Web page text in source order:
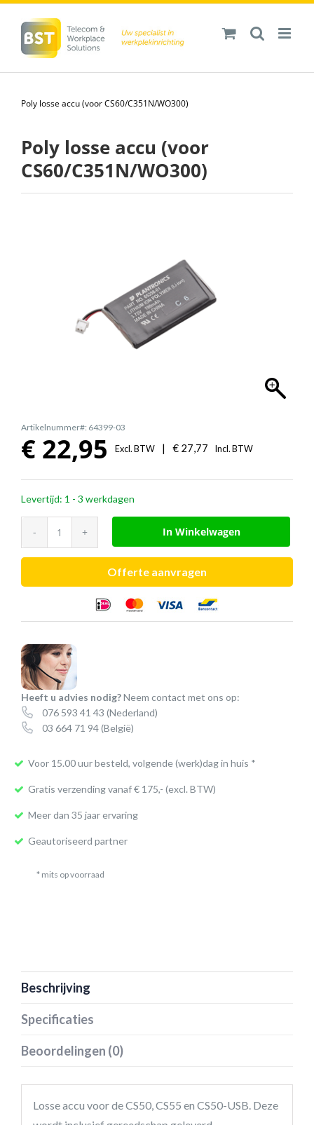
inhoud
Poly losse accu (voor CS60/C351N/WO300)
Poly losse accu (voor
CS60/C351N/WO300)
Artikelnummer#: 64399-03
€ 22,95 Excl. BTW | € 27,77 Incl. BTW
Levertijd: 1 - 3 werkdagen
losse
(voor
CS60/C351N/WO300)
aantal
In Winkelwagen
Offerte aanvragen
Heeft u advies nodig?Neem contact met ons op:
076 593 41 43 (Nederland)
03 664 71 94(België)
Voor 15.00 uur besteld, volgende (werk)dag in huis *
Gratis verzending vanaf € 175,- (excl. BTW)
Meer dan 35 jaar ervaring
Geautoriseerd partner
* mits op voorraad
Beschrijving
Specificaties
Beoordelingen (0)
Losse accu voor de CS50, CS55 en CS50-USB. Deze